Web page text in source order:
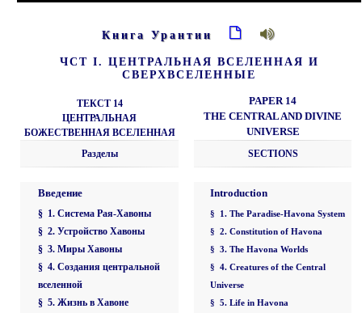
Книга Урантии
ЧСТ I. ЦЕНТРАЛЬНАЯ ВСЕЛЕННАЯ И
СВЕРХВСЕЛЕННЫЕ
ТЕКСТ 14
ЦЕНТРАЛЬНАЯ
БОЖЕСТВЕННАЯ ВСЕЛЕННАЯ
Разделы
Введение
§ 1. Система Рая-Хавоны
§ 2. Устройство Хавоны
§ 3. Миры Хавоны
§ 4. Создания центральной
вселенной
§ 5. Жизнь в Хавоне
PAPER 14
THE CENTRAL AND DIVINE
UNIVERSE
SECTIONS
Introduction
§ 1. The Paradise-Havona System
§ 2. Constitution of Havona
§ 3. The Havona Worlds
§ 4. Creatures of the Central
Universe
§ 5. Life in Havona